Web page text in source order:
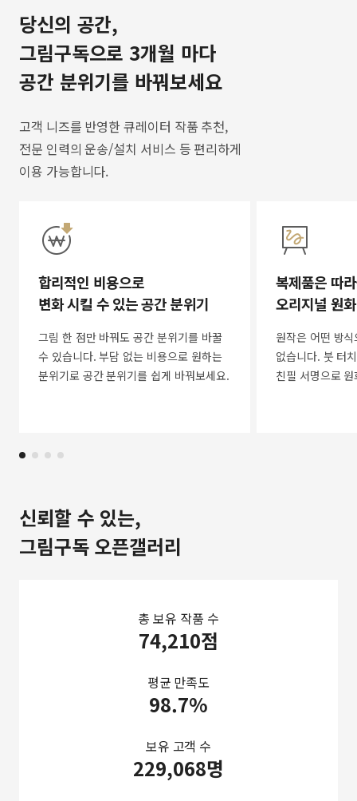
당신의 공간,
그림구독으로 3개월 마다
공간 분위기를 바꿔보세요
고객 니즈를 반영한 큐레이터 작품 추천,
전문 인력의 운송/설치 서비스 등 편리하게
이용 가능합니다.
합리적인 비용으로
변화 시킬 수 있는 공간 분위기
그림 한 점만 바꿔도 공간 분위기를 바꿀
수 있습니다. 부담 없는 비용으로 원하는
분위기로 공간 분위기를 쉽게 바꿔보세요.
복제품은 따
오리지널 원
원작은 어떤 방
없습니다. 붓 터
친필 서명으로
신뢰할 수 있는,
그림구독 오픈갤러리
총 보유 작품 수
74,210점
평균 만족도
98.7%
보유 고객 수
229,068명